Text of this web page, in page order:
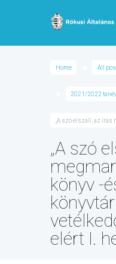
Home All
2021/2022
„A szó elszáll, az írás
„A szó
könyv -
elért I.